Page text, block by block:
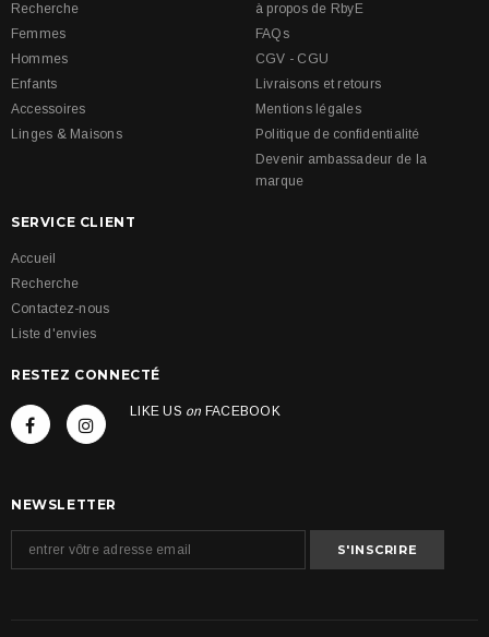
Recherche
Femmes
Hommes
Enfants
Accessoires
Linges & Maisons
à propos de RbyE
FAQs
CGV - CGU
Livraisons et retours
Mentions légales
Politique de confidentialité
Devenir ambassadeur de la
marque
SERVICE CLIENT
Accueil
Recherche
Contactez-nous
Liste d'envies
RESTEZ CONNECTÉ
LIKE US on FACEBOOK
NEWSLETTER